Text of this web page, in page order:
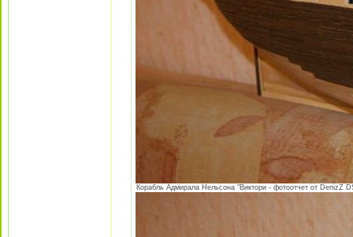
Корабль Адмирала Нельсона "Виктори - фотоотчет от DenizZ